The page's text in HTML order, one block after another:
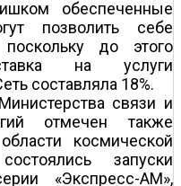
обеспеченные
позволить себе
поскольку до этого
на услуги
составляла 18%.
связи и
отмечен также
космической
запуски
«Экспресс-АМ»,